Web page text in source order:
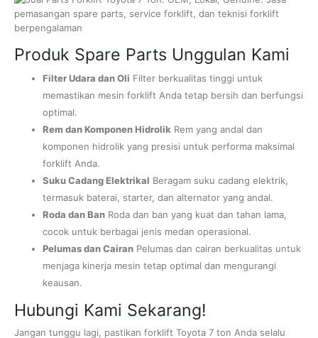
Produk Spare Parts Unggulan Kami
Filter Udara dan Oli Filter berkualitas tinggi untuk
memastikan mesin forklift Anda tetap bersih dan berfungsi
optimal.
Rem dan Komponen Hidrolik Rem yang andal dan
komponen hidrolik yang presisi untuk performa maksimal
forklift Anda.
Suku Cadang Elektrikal Beragam suku cadang elektrik,
termasuk baterai, starter, dan alternator yang andal.
Roda dan Ban Roda dan ban yang kuat dan tahan lama,
cocok untuk berbagai jenis medan operasional.
Pelumas dan Cairan Pelumas dan cairan berkualitas untuk
menjaga kinerja mesin tetap optimal dan mengurangi
keausan.
Hubungi Kami Sekarang!
Jangan tunggu lagi, pastikan forklift Toyota 7 ton Anda selalu